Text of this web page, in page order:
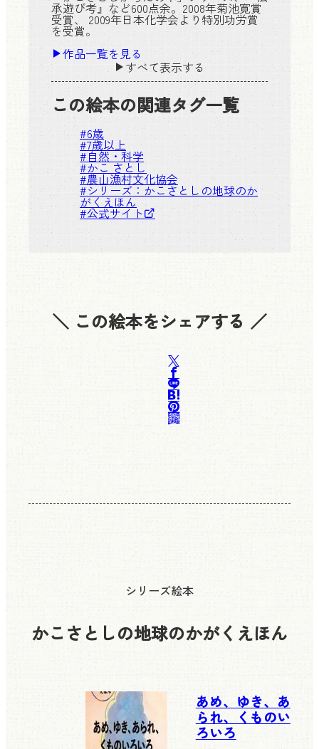
承遊び考』など600点余。2008年菊池寛賞
受賞、 2009年日本化学会より特別功労賞
を受賞。
作品一覧を見る
すべて表示する
この絵本の関連タグ一覧
#6歳
#7歳以上
#自然・科学
#かこ さとし
#農山漁村文化協会
#シリーズ：かこさとしの地球のか
がくえほん
#公式サイト
＼ この絵本をシェアする ／
シリーズ絵本
かこさとしの地球のかがくえほん
あめ、ゆき、あ
られ、くものい
ろいろ